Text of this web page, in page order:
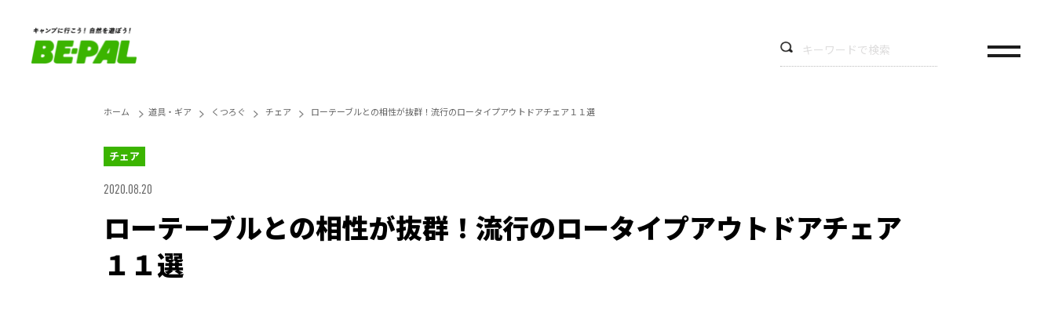
ホーム 道具・ギア くつろぐ チェア ローテーブルとの相性が抜群！流行のロータイプアウトドアチェア１１選
チェア
2020.08.20
ローテーブルとの相性が抜群！流行のロータイプアウトドアチェア
１１選